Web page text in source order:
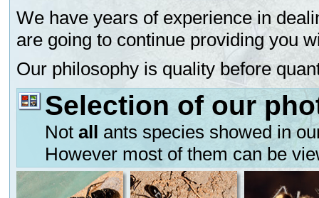
We have years of experience in
are going to continue providing you
Our philosophy is quality before
Selection of our
Not all ants species showed in
However most of them can be